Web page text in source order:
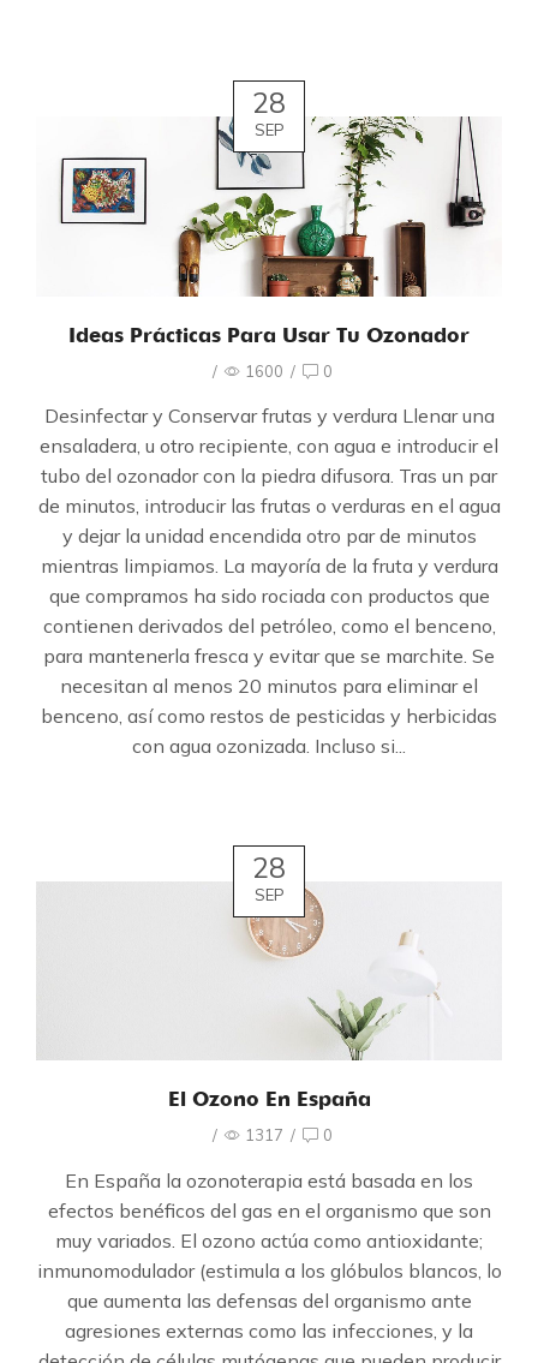
28
SEP
Ideas Prácticas Para Usar Tu Ozonador
/ 1600 / 0
Desinfectar y Conservar frutas y verdura Llenar una
ensaladera, u otro recipiente, con agua e introducir el
tubo del ozonador con la piedra difusora. Tras un par
de minutos, introducir las frutas o verduras en el agua
y dejar la unidad encendida otro par de minutos
mientras limpiamos. La mayoría de la fruta y verdura
que compramos ha sido rociada con productos que
contienen derivados del petróleo, como el benceno,
para mantenerla fresca y evitar que se marchite. Se
necesitan al menos 20 minutos para eliminar el
benceno, así como restos de pesticidas y herbicidas
con agua ozonizada. Incluso si...
28
SEP
El Ozono En España
/ 1317 / 0
En España la ozonoterapia está basada en los
efectos benéficos del gas en el organismo que son
muy variados. El ozono actúa como antioxidante;
inmunomodulador (estimula a los glóbulos blancos, lo
que aumenta las defensas del organismo ante
agresiones externas como las infecciones, y la